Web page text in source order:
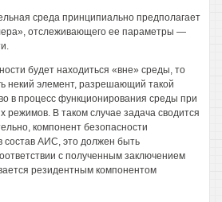
среда принципиально предполагает
отслеживающего ее параметры —
будет находиться «вне» среды, то
некий элемент, разрешающий такой
в процесс функционирования среды при
режимов. В таком случае задача сводится
компонент безопасности
состав АИС, это должен быть
с полученным заключением
резидентным компонентом